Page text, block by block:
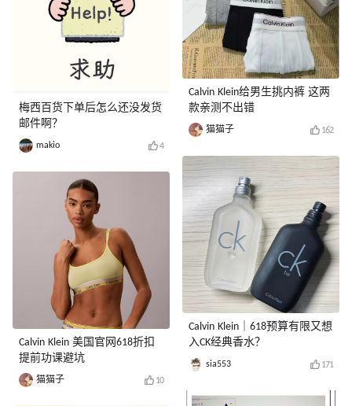
梅西百货下单后怎么还没发货
邮件啊？
makio 4
Calvin Klein 美国官网618折扣
提前功课避坑
猫猫子 10
Calvin Klein给男生挑内裤 这两
款亲测不出错
猫猫子 162
Calvin Klein｜618预算有限又想
入CK经典香水？
sia553 171